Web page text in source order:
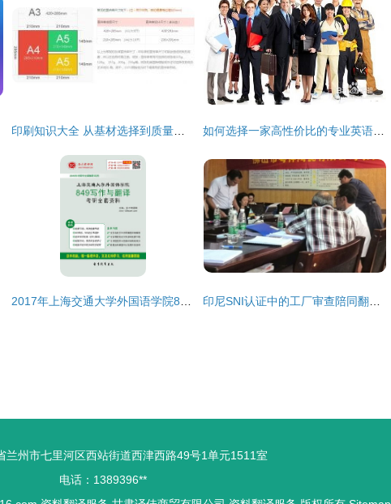
兰州市七里河区西站街道西津西路49号1单元1511室
电话：1389396**